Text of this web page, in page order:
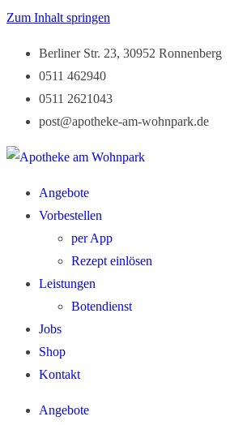
Zum Inhalt springen
Berliner Str. 23, 30952 Ronnenberg
0511 462940
0511 2621043
post@apotheke-am-wohnpark.de
Angebote
Vorbestellen
per App
Rezept einlösen
Leistungen
Botendienst
Jobs
Shop
Kontakt
Angebote